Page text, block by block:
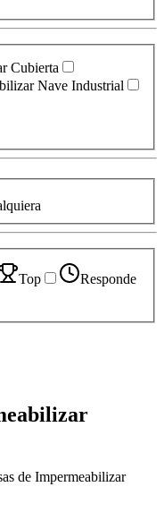
Cubierta
Nave Industrial
Top
Responde
de Impermeabilizar